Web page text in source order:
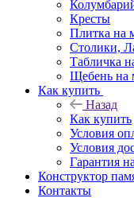
Кресты
Плитка на
Столики,
Табличка
Щебень на
Как купить
Назад
Как купить
Условия
Условия
Гарантия
Конструктор
Контакты